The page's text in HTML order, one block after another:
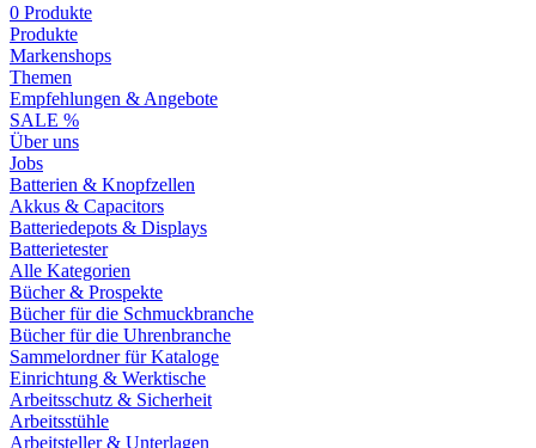
0 Produkte
Produkte
Markenshops
Themen
Empfehlungen & Angebote
SALE %
Über uns
Jobs
Batterien & Knopfzellen
Akkus & Capacitors
Batteriedepots & Displays
Batterietester
Alle Kategorien
Bücher & Prospekte
Bücher für die Schmuckbranche
Bücher für die Uhrenbranche
Sammelordner für Kataloge
Einrichtung & Werktische
Arbeitsschutz & Sicherheit
Arbeitsstühle
Arbeitsteller & Unterlagen